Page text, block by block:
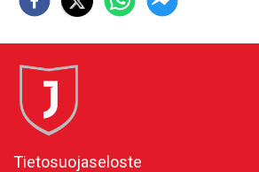
Tietosuojaseloste